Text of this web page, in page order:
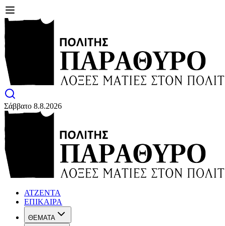
Σάββατο 8.8.2026
ΑΤΖΕΝΤΑ
ΕΠΙΚΑΙΡΑ
ΘΕΜΑΤΑ